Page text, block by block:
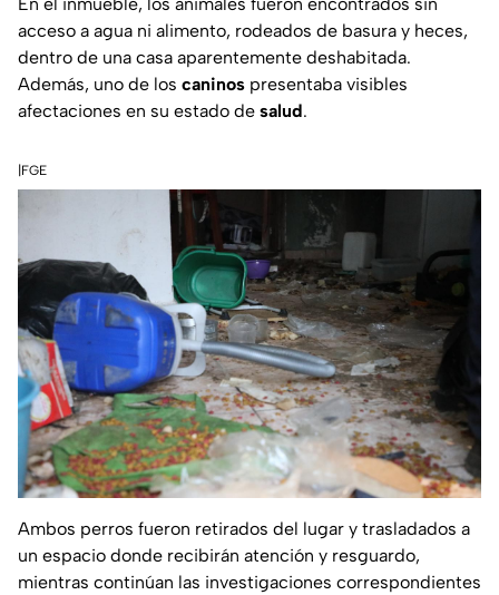
acceso a agua ni alimento, rodeados de basura y heces,
dentro de una casa aparentemente deshabitada.
Además, uno de los caninos presentaba visibles
afectaciones en su estado de salud.
|FGE
Ambos perros fueron retirados del lugar y trasladados a
un espacio donde recibirán atención y resguardo,
mientras continúan las investigaciones correspondientes